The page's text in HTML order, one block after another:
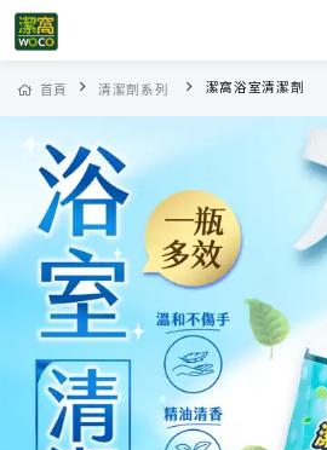
首頁 清潔劑系列 潔窩浴室清潔劑